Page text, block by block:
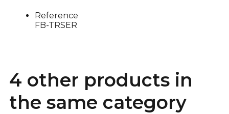
Reference
FB-TRSER
4 other products in
the same category